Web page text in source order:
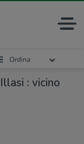
: vicino
Ordina